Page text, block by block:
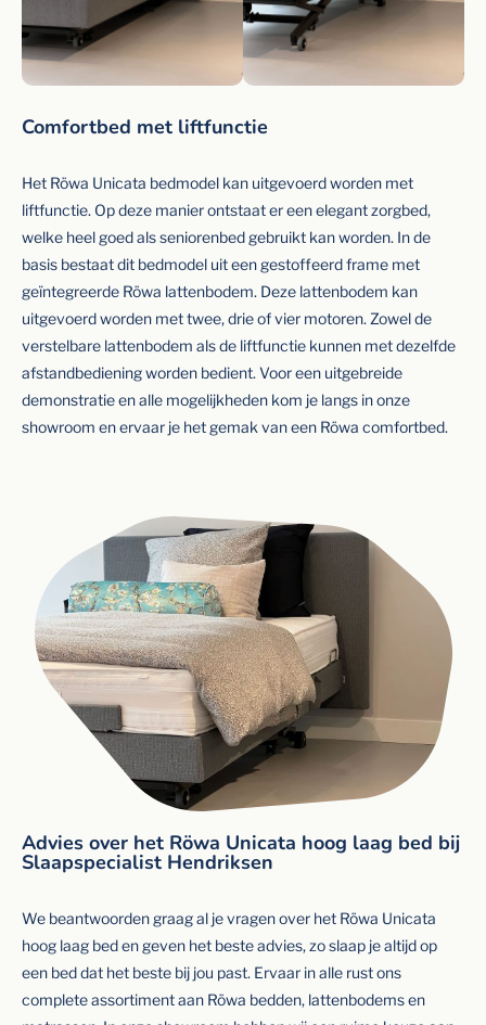
Comfortbed met liftfunctie
Het Röwa Unicata bedmodel kan uitgevoerd worden met
liftfunctie. Op deze manier ontstaat er een elegant zorgbed,
welke heel goed als seniorenbed gebruikt kan worden. In de
basis bestaat dit bedmodel uit een gestoffeerd frame met
geïntegreerde Röwa lattenbodem. Deze lattenbodem kan
uitgevoerd worden met twee, drie of vier motoren. Zowel de
verstelbare lattenbodem als de liftfunctie kunnen met dezelfde
afstandbediening worden bedient. Voor een uitgebreide
demonstratie en alle mogelijkheden kom je langs in onze
showroom en ervaar je het gemak van een Röwa comfortbed.
Advies over het Röwa Unicata hoog laag bed bij
Slaapspecialist Hendriksen
We beantwoorden graag al je vragen over het Röwa Unicata
hoog laag bed en geven het beste advies, zo slaap je altijd op
een bed dat het beste bij jou past. Ervaar in alle rust ons
complete assortiment aan Röwa bedden, lattenbodems en